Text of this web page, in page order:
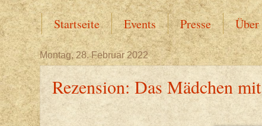
Startseite Events Presse Über
Montag, 28. Februar 2022
Rezension: Das Mädchen